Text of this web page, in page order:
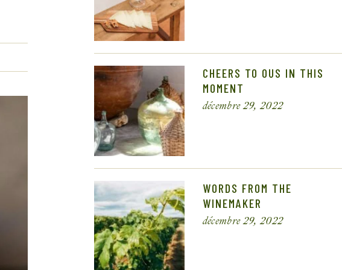
CHEERS TO OUS IN THIS
MOMENT
décembre 29, 2022
WORDS FROM THE
WINEMAKER
décembre 29, 2022